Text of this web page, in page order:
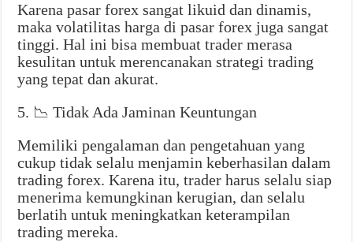
Karena pasar forex sangat likuid dan dinamis,
maka volatilitas harga di pasar forex juga sangat
tinggi. Hal ini bisa membuat trader merasa
kesulitan untuk merencanakan strategi trading
yang tepat dan akurat.
5. 📉 Tidak Ada Jaminan Keuntungan
Memiliki pengalaman dan pengetahuan yang
cukup tidak selalu menjamin keberhasilan dalam
trading forex. Karena itu, trader harus selalu siap
menerima kemungkinan kerugian, dan selalu
berlatih untuk meningkatkan keterampilan
trading mereka.